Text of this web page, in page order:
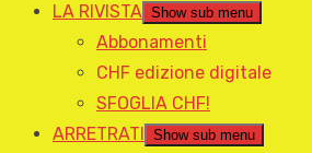
LA RIVISTA Show sub menu
Abbonamenti
CHF edizione digitale
SFOGLIA CHF!
ARRETRATI
Show sub menu